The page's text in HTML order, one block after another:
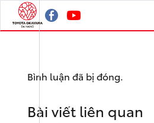
Bình luận đã bị đóng.
Bài viết liên quan